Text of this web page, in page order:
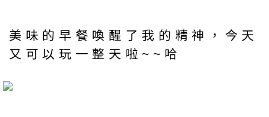
美味的早餐喚醒了我的精神，今天
又可以玩一整天啦~~哈